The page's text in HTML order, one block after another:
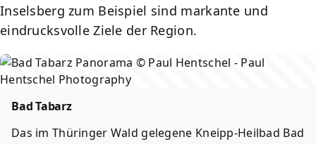
Inselsberg zum Beispiel sind markante und
eindrucksvolle Ziele der Region.
Bad Tabarz
Das im Thüringer Wald gelegene Kneipp-Heilbad Bad
Medizinische Versorgung
Finanzen und Beteiligungen
Wirtschaft
Stadtbetriebe Friedrichroda
Historische Dokumente
Lärmaktionsplan
Vereine
Schwimmbäder
Sportstätten